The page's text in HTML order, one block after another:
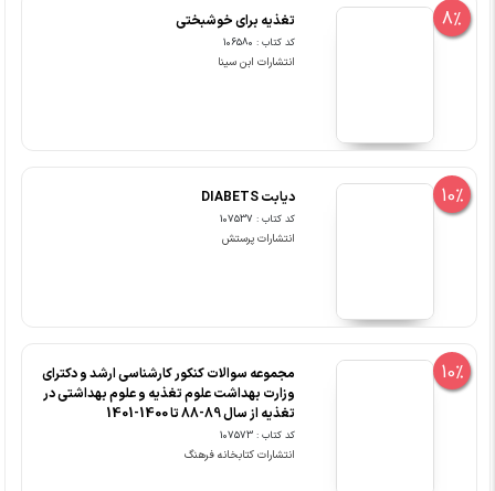
8% تغذیه برای خوشبختی
کد کتاب : 106580
انتشارات ابن سینا
10% دیابت DIABETS
کد کتاب : 107537
انتشارات پرستش
10%
مجموعه سوالات کنکور کارشناسی ارشد و دکترای
وزارت بهداشت علوم تغذیه و علوم بهداشتی در
تغذیه از سال 89-88 تا 1400-1401
کد کتاب : 107573
انتشارات کتابخانه فرهنگ